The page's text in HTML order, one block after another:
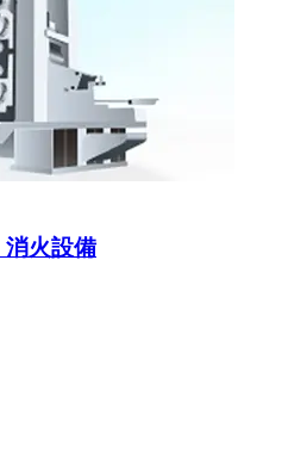
消火設備